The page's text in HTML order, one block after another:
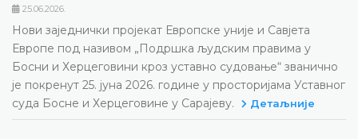
25.06.2026.
Нови заједнички пројекат Европске уније и Савјета
Европе под називом „Подршка људским правима у
Босни и Херцеговини кроз уставно судовање“ званично
је покренут 25. јуна 2026. године у просторијама Уставног
суда Босне и Херцеговине у Сарајеву.
Детаљније